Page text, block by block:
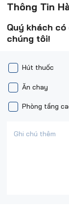
Thông Tin
Quý khách
chúng tôi!
Hút thuốc
Phòng tầng
Ăn chay